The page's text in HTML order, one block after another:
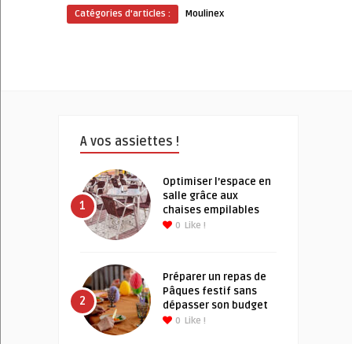
Catégories d'articles : Moulinex
A vos assiettes !
1
Optimiser l’espace en
salle grâce aux
chaises empilables
0 Like !
2
Préparer un repas de
Pâques festif sans
dépasser son budget
0 Like !